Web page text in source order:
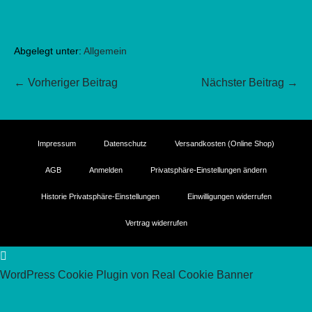
Abgelegt unter: Allgemein
Beitragsnavigation
← Vorheriger Beitrag Nächster Beitrag →
Impressum Datenschutz Versandkosten (Online Shop)
AGB Anmelden Privatsphäre-Einstellungen ändern
Historie Privatsphäre-Einstellungen Einwilligungen widerrufen
Vertrag widerrufen
WordPress Cookie Plugin von Real Cookie Banner